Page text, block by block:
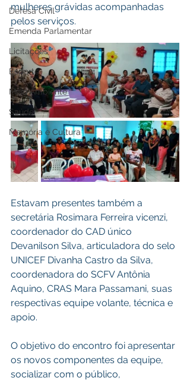
Defesa Civil
Emenda Parlamentar
Licitações
Esporte
Meio Ambiente
Saúde
Memória e Cultura
mulheres grávidas acompanhadas
pelos serviços.
Estavam presentes também a
secretária Rosimara Ferreira vicenzi,
coordenador do CAD único
Devanilson Silva, articuladora do selo
UNICEF Divanha Castro da Silva,
coordenadora do SCFV Antônia
Aquino, CRAS Mara Passamani, suas
respectivas equipe volante, técnica e
apoio.
O objetivo do encontro foi apresentar
os novos componentes da equipe,
socializar com o público,